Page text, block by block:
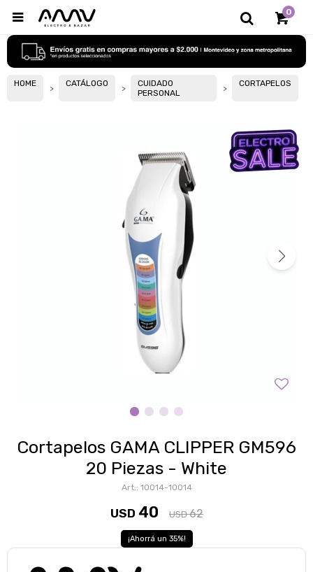
0

HOME CATÁLOGO
CUIDADO
PERSONAL
CORTAPELOS
Cortapelos GAMA CLIPPER GM596
20 Piezas - White
10014-10014
USD 40 USD 62
35